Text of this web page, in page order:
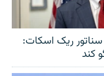
ریک اسکات:
کند